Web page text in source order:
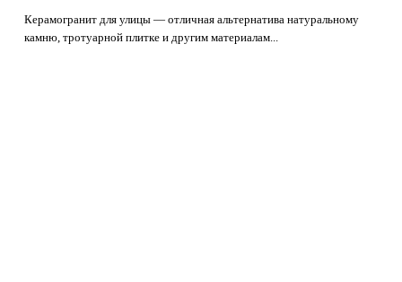
Керамогранит для улицы — отличная альтернатива натуральному
камню, тротуарной плитке и другим материалам...